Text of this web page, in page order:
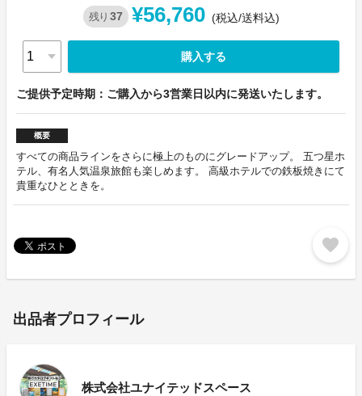
残り 37 ¥56,760 (税込/送料込)
購入する
ご提供予定時期：ご購入から3営業日以内に発送いたします。
概要
すべての商品ラインをさらに極上のものにグレードアップ。 五つ星ホ
テル、有名人気温泉旅館も楽しめます。 高級ホテルでの鉄板焼きにて
貴重なひとときを。
favorite
出品者プロフィール
株式会社ユナイテッドスペース